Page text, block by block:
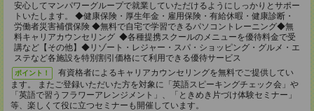
安心してマンパワーグループで就業していただけるようにしっかりとサポー
トいたします。 ◆健康保険・厚生年金・雇用保険・有給休暇・健康診断・
労働者災害補償保険 ◆無料で自宅で学習できるパソコントレーニング◆無
料キャリアカウンセリング ◆各種提携スクールのメニューを優待料金で受
講など【その他】◆リゾート・レジャー・スパ・ショッピング・グルメ・エ
ステなど各施設を特別割引価格にて利用できる優待サービス
ポイント！
有資格者によるキャリアカウンセリングを無料でご提供してい
ます。 またご登録いただいた方を対象に「英語スピーキングチェック会」や
「英語で習うフラワーアレンジメント」、「ときめき片づけ体験セミナー」
等、楽しくて役に立つセミナーも開催しています。